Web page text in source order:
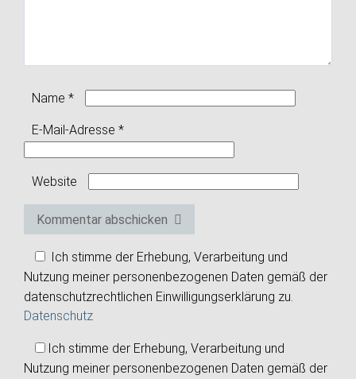
Name *
E-Mail-Adresse *
Website
Kommentar abschicken
Ich stimme der Erhebung, Verarbeitung und
Nutzung meiner personenbezogenen Daten gemäß der
datenschutzrechtlichen Einwilligungserklärung zu.
Datenschutz
Ich stimme der Erhebung, Verarbeitung und
Nutzung meiner personenbezogenen Daten gemäß der